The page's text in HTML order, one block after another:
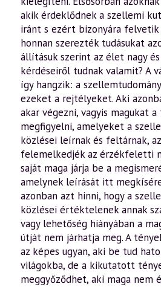
akik érdeklődnek a szellemi
iránt s ezért bizonyára felvetik
honnan szerezték tudásukat
állításuk szerint az élet nagy
kérdéseiről tudnak valamit? A
így hangzik: a
ezeket a rejtélyeket. Aki
akar végezni, vagyis magukat
megfigyelni, amelyeket a
közlései leírnak és feltárnak,
felemelkedjék az érzékfeletti
saját maga járja be a
amelynek leírását itt
azonban azt hinni, hogy a
közlései értéktelenek annak
vagy lehetőség hiányában a
útját nem járhatja meg. A
az képes ugyan, aki be tud
világokba, de a kikutatott
meggyőződhet, aki maga nem